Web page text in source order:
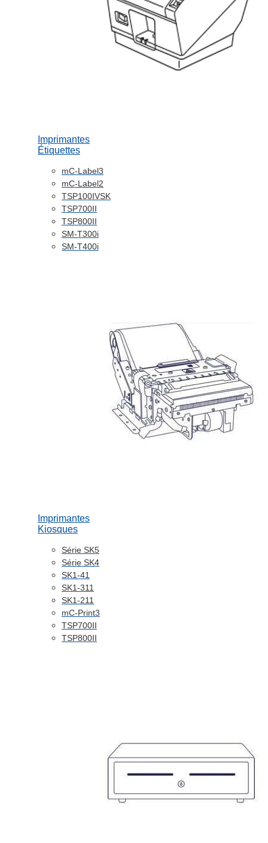
Imprimantes
Étiquettes
mC-Label3
mC-Label2
TSP100IVSK
TSP700II
TSP800II
SM-T300i
SM-T400i
Imprimantes
Kiosques
Série SK5
Série SK4
SK1-41
SK1-311
SK1-211
mC-Print3
TSP700II
TSP800II